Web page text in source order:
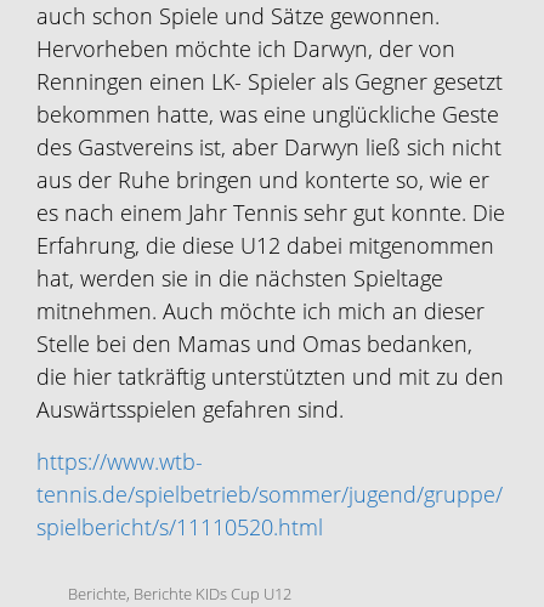
auch schon Spiele und Sätze gewonnen.
Hervorheben möchte ich Darwyn, der von
Renningen einen LK- Spieler als Gegner gesetzt
bekommen hatte, was eine unglückliche Geste
des Gastvereins ist, aber Darwyn ließ sich nicht
aus der Ruhe bringen und konterte so, wie er
es nach einem Jahr Tennis sehr gut konnte. Die
Erfahrung, die diese U12 dabei mitgenommen
hat, werden sie in die nächsten Spieltage
mitnehmen. Auch möchte ich mich an dieser
Stelle bei den Mamas und Omas bedanken,
die hier tatkräftig unterstützten und mit zu den
Auswärtsspielen gefahren sind.
https://www.wtb-
tennis.de/spielbetrieb/sommer/jugend/gruppe/
spielbericht/s/11110520.html
Berichte, Berichte KIDs Cup U12